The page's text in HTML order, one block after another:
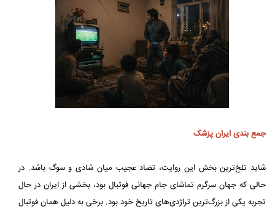
جمع بندی ایران پزشک
شاید تلخ‌ترین بخش این روایت، تضاد عجیب میان شادی و سوگ باشد. در
حالی که جهان سرگرم تماشای جام جهانی فوتبال بود، بخشی از ایران در حال
تجربه یکی از بزرگ‌ترین تراژدی‌های تاریخ خود بود. برخی به دلیل همان فوتبال